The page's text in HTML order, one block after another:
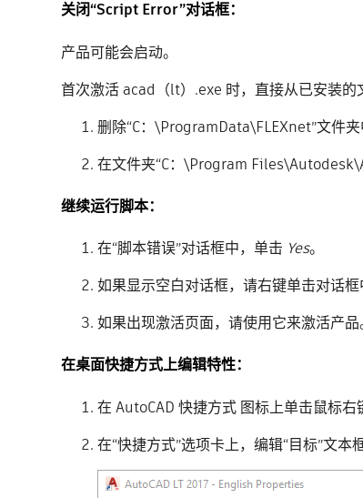
关闭“Script Error”对话框：
产品可能会启动。
首次激活 acad（lt）.exe 时，直接从已安装的
删除“C：\ProgramData\FLEXnet”文件
在文件夹“C：\Program
继续运行脚本：
在“脚本错误”对话框中，单击 Yes。
如果显示空白对话框，请右键单击对话
如果出现激活页面，请使用它来激活产品
在桌面快捷方式上编辑特性：
在 AutoCAD 快捷方式 图标上单击鼠标右
在“快捷方式”选项卡上，编辑“目标”文本